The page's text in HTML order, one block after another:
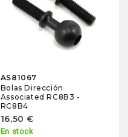
AS81067
Bolas Dirección
Associated RC8B3 -
RC8B4
16,50 €
En stock